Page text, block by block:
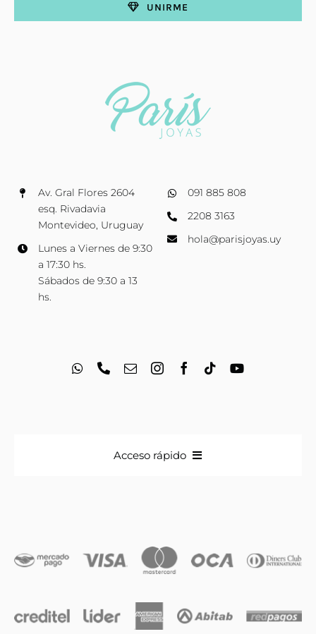
Av. Gral Flores 2604
esq. Rivadavia
Montevideo, Uruguay
Lunes a Viernes de 9:30
a 17:30 hs.
Sábados de 9:30 a 13
hs.
091 885 808
2208 3163
hola@parisjoyas.uy
UNIRME
Acceso rápido
Iniciales